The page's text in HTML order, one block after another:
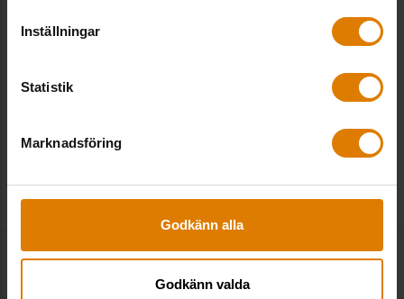
Inställningar
Statistik
Marknadsföring
Godkänn alla
Godkänn valda
Thorbjörn Nilsen är expert inom
thorbjorn.nilsen@sverigesallmannytta.se
Kontakta redaktionen:
kom@sverigesallmannytta.se